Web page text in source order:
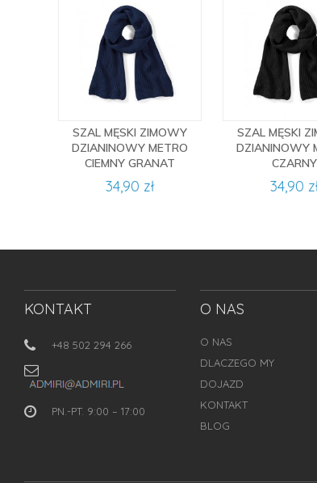
SZAL MĘSKI ZIMOWY
DZIANINOWY METRO
CIEMNY GRANAT
34,90 zł
SZAL MĘSKI
DZIANINOWY
CZARNY
34,90
KONTAKT
+48 502 294 266
PN.-PT. 9:00 – 17:00
O NAS
O NAS
DLACZEGO MY
DOJAZD
KONTAKT
BLOG